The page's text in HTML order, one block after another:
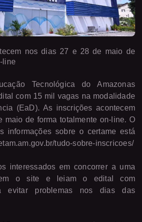
nos dias 27 e 28 de maio de
line
Tecnológica do Amazonas
com 15 mil vagas na modalidade
(EaD). As inscrições acontecem
maio de forma totalmente on-line. O
informações sobre o certame está
tudo-sobre-inscricoes/
interessados em concorrer a uma
o site e leiam o edital com
evitar problemas nos dias das